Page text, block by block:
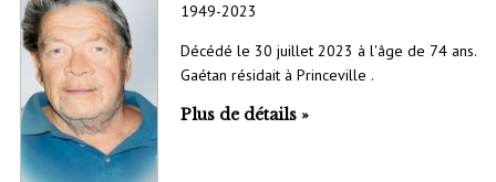
1949-2023
Décédé le 30 juillet 2023 à l'âge de 74 ans.
Gaétan résidait à Princeville .
Plus de détails »